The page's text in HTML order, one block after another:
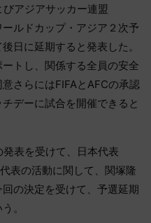
アジアサッカー連盟
ールドカップ・アジア２次予
日に延期すると発表した。
トし、関係する全員の安全
さらにはFIFAとAFCの承認
デーに試合を開催できると
表を受けて、日本代表
表の活動に関して、関塚隆
の決定を受けて、予選延期
。